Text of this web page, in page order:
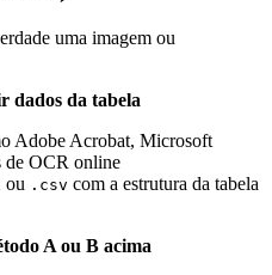
uma imagem ou
dados da tabela
Adobe Acrobat, Microsoft
de OCR online
ou .csv com a estrutura da tabela
A ou B acima